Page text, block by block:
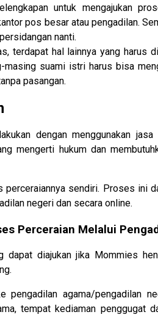
untuk mengajukan
pos besar atau pengadilan.
nanti.
terdapat hal lainnya yang harus
masing suami istri harus bisa
pasangan.
dengan menggunakan
mengerti hukum dan
perceraiannya sendiri. Proses ini
negeri dan secara online.
Perceraian Melalui
dapat diajukan jika Mommies
pengadilan agama/pengadilan
tempat kediaman penggugat